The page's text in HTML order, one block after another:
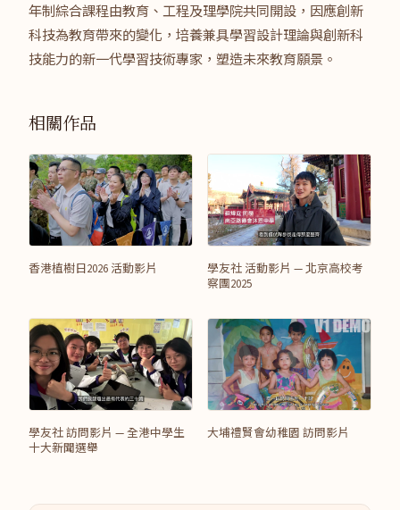
年制綜合課程由教育、工程及理學院共同開設，因應創新
科技為教育帶來的變化，培養兼具學習設計理論與創新科
技能力的新一代學習技術專家，塑造未來教育願景。
相關作品
香港植樹日2026 活動影片
學友社 活動影片 — 北京高校考
察團2025
學友社 訪問影片 — 全港中學生
十大新聞選舉
大埔禮賢會幼稚園 訪問影片